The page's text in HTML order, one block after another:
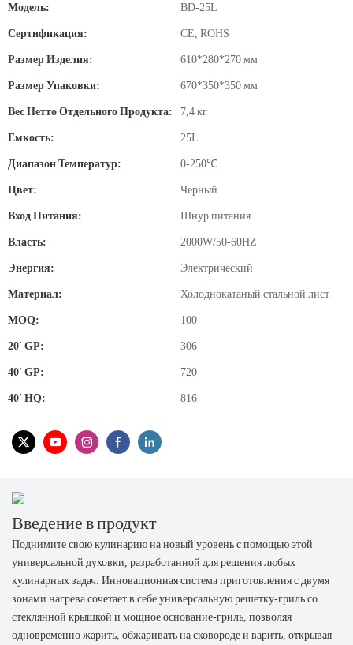
Модель: BD-25L
Сертификация: CE, ROHS
Размер Изделия: 610*280*270 мм
Размер Упаковки: 670*350*350 мм
Вес Нетто Отдельного Продукта: 7,4 кг
Емкость: 25L
Диапазон Температур: 0-250℃
Цвет: Черный
Вход Питания: Шнур питания
Власть: 2000W/50-60HZ
Энергия: Электрический
Материал: Холоднокатаный стальной лист
MOQ: 100
20′ GP: 306
40′ GP: 720
40′ HQ: 816
Введение в продукт
Поднимите свою кулинарию на новый уровень с помощью этой
универсальной духовки, разработанной для решения любых
кулинарных задач. Инновационная система приготовления с двумя
зонами нагрева сочетает в себе универсальную решетку-гриль со
стеклянной крышкой и мощное основание-гриль, позволяя
одновременно жарить, обжаривать на сковороде и варить, открывая